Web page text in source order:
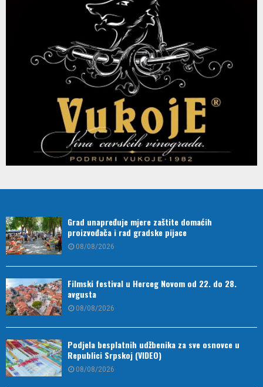
Grad unapređuje mjere zaštite domaćih
proizvođača i rad gradske pijace
08/08/2026
Filmski festival u Herceg Novom od 22. do 28.
avgusta
08/08/2026
Podjela besplatnih udžbenika za sve osnovce u
Republici Srpskoj (VIDEO)
08/08/2026